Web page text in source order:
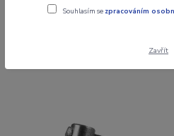
Rozpínák/snýtovač
Souhlasím se zpracováním
Zavřít